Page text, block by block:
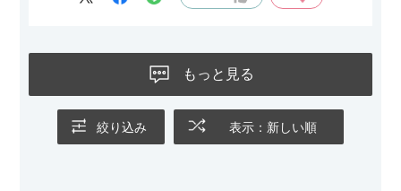
もっと見る
絞り込み 表示：新しい順